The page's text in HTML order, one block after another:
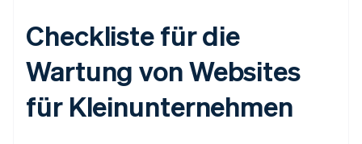
Checkliste für die
Wartung von Websites
für Kleinunternehmen